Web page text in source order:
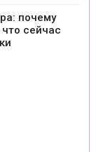
почему
сейчас